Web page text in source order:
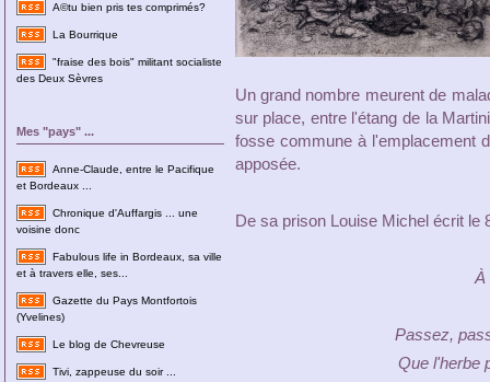
A©tu bien pris tes comprimés?
La Bourrique
"fraise des bois" militant socialiste
des Deux Sèvres
Mes "pays" ...
Anne-Claude, entre le Pacifique
et Bordeaux ...
Chronique d'Auffargis ... une
voisine donc
Fabulous life in Bordeaux, sa ville
et à travers elle, ses...
Gazette du Pays Montfortois
(Yvelines)
Le blog de Chevreuse
Tivi, zappeuse du soir ...
Un grand nombre meurent de
sur place, entre l'étang de la
fosse commune à l'emplacement
apposée.
De sa prison Louise Michel écrit le
À
Passez,
Que l'herbe